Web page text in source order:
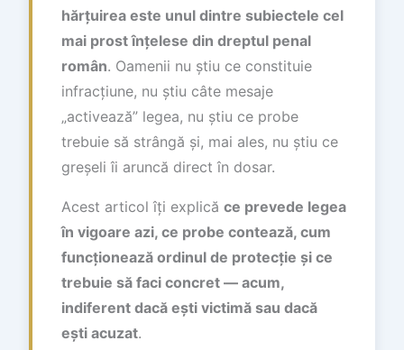
hărțuirea este unul dintre subiectele cel
mai prost înțelese din dreptul penal
român. Oamenii nu știu ce constituie
infracțiune, nu știu câte mesaje
„activează” legea, nu știu ce probe
trebuie să strângă și, mai ales, nu știu ce
greșeli îi aruncă direct în dosar.
Acest articol îți explică ce prevede legea
în vigoare azi, ce probe contează, cum
funcționează ordinul de protecție și ce
trebuie să faci concret — acum,
indiferent dacă ești victimă sau dacă
ești acuzat.